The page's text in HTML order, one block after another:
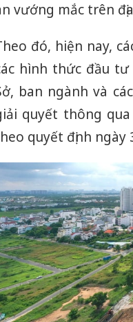
vướng mắc trên
đó, hiện nay,
hình thức đầu tư
ban ngành và
quyết thông
quyết định ngày